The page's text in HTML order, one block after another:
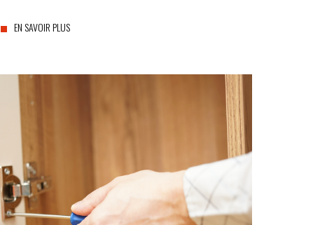
EN SAVOIR PLUS